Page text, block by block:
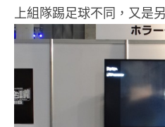
上組隊踢足球不同，又是